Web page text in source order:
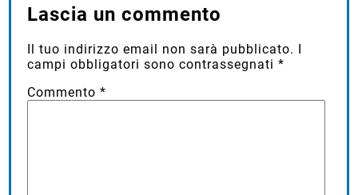
Lascia un commento
Il tuo indirizzo email non sarà pubblicato. I
campi obbligatori sono contrassegnati*
Commento*